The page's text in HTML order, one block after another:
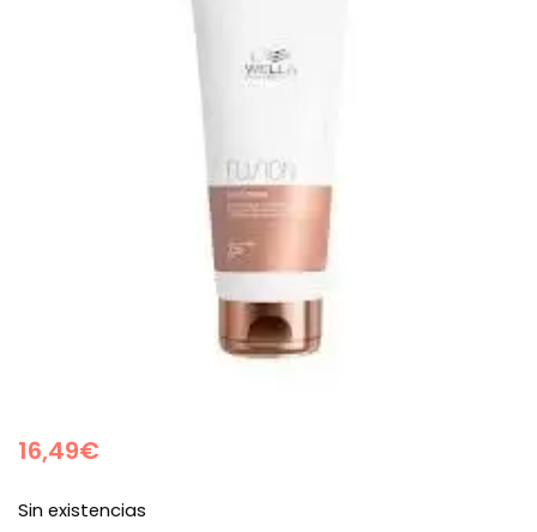
16,49€
Sin existencias